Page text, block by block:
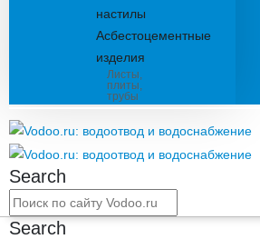
настилы
Асбестоцементные
изделия
Листы,
плиты,
трубы
Search
Search